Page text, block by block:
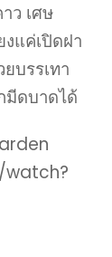
ว เศษ
แค่เปิดฝา
บรรเทา
มีดบาดได้
watch?